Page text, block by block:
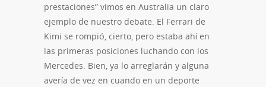
prestaciones” vimos en Australia un claro
ejemplo de nuestro debate. El Ferrari de
Kimi se rompió, cierto, pero estaba ahí en
las primeras posiciones luchando con los
Mercedes. Bien, ya lo arreglarán y alguna
avería de vez en cuando en un deporte